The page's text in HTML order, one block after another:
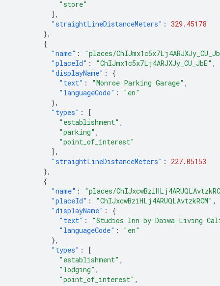
"store"
],
"straightLineDistanceMeters" : 329.45178
},
{
"name" :
"places/
"placeId" : "ChIJmx1c5x7Lj4ARJXJy_CU_JbE" ,
"displayName" :
{
"text" : "Monroe Parking Garage" ,
"languageCode" :
"en"
},
"types" :
[
"establishment" ,
"parking" ,
"point_of_interest"
],
"straightLineDistanceMeters" :
227.05153
},
{
"name" :
"places/
"placeId" : "ChIJxcwBziHLj4ARUQLAvtzkRCM" ,
"displayName" :
{
"text" :
"Studios Inn by Daiwa Living
"languageCode" :
"en"
},
"types" :
[
"establishment" ,
"lodging" ,
"point_of_interest" ,